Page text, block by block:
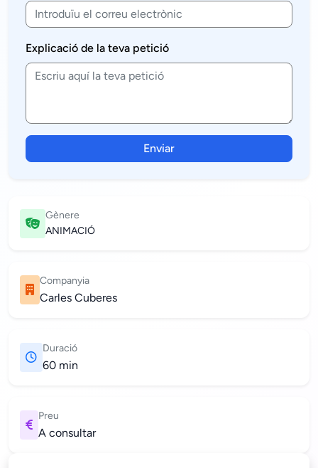
Explicació de la teva petició
Enviar
Gènere
ANIMACIÓ
Companyia
Carles Cuberes
Duració
60 min
Preu
A consultar